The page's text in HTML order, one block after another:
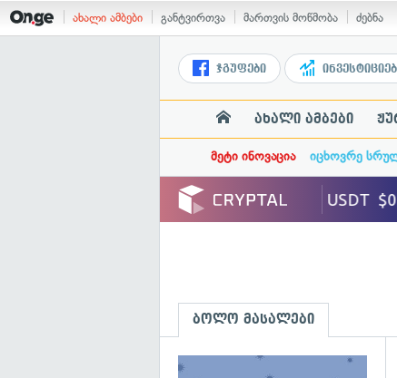
ახალი ამბები განტვირთვა მართვის მოწმობა ძებნა
ჯგუფები
ახალი ამბები
მეტი ინოვაცია იცხოვრე
ბოლო მასალები